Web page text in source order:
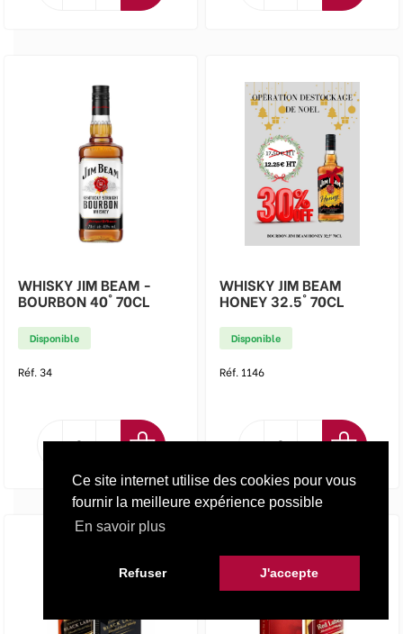
Ce site internet utilise des cookies pour vous
fournir la meilleure expérience possible
En savoir plus
Refuser J'accepte
WHISKY JIM BEAM -
BOURBON 40° 70CL
Disponible
Réf. 34
WHISKY JIM BEAM
HONEY 32.5° 70CL
Disponible
Réf. 1146